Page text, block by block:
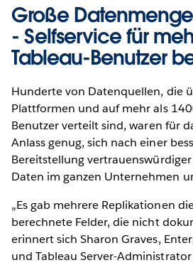
Große
- Selfservice für
Tableau-Benutzer
Hunderte von Datenquellen, die
Plattformen und auf mehr als
Benutzer verteilt sind, waren für
Anlass genug, sich nach einer
Bereitstellung
Daten im ganzen Unternehmen
„Es gab mehrere Replikationen
berechnete Felder, die nicht
erinnert sich Sharon Graves,
und Tableau Server-